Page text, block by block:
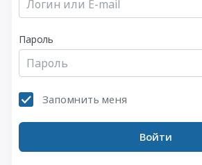
Пароль
Запомнить меня
Войти